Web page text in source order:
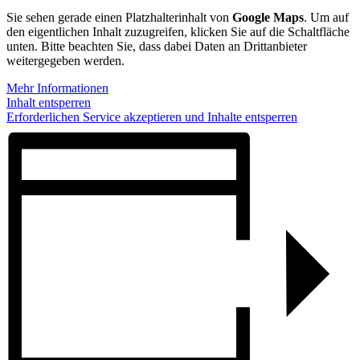
Sie sehen gerade einen Platzhalterinhalt von Google Maps. Um auf
den eigentlichen Inhalt zuzugreifen, klicken Sie auf die Schaltfläche
unten. Bitte beachten Sie, dass dabei Daten an Drittanbieter
weitergegeben werden.
Mehr Informationen
Inhalt entsperren
Erforderlichen Service akzeptieren und Inhalte entsperren